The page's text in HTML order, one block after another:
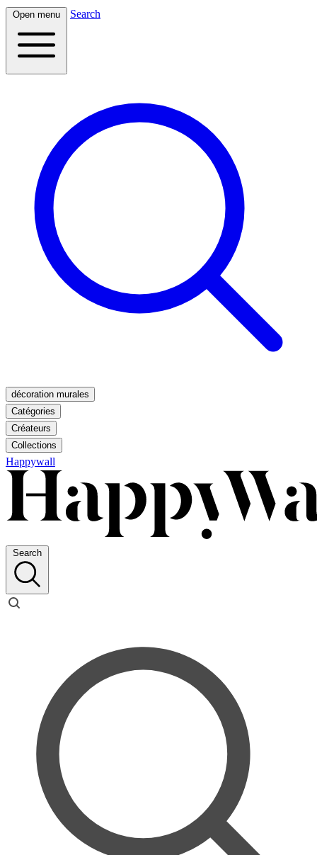
Open menu Search
décoration murales
Catégories
Créateurs
Collections
Happywall
Search